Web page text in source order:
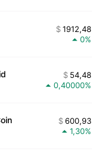
1912,48
0
54,48
0,40000
600,93
1,30